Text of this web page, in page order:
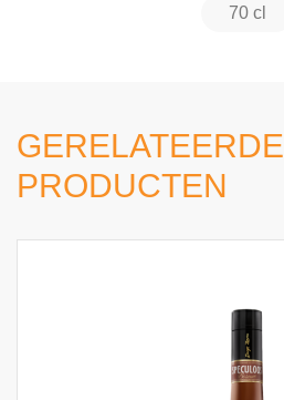
70 cl
GERELATEERDE
PRODUCTEN